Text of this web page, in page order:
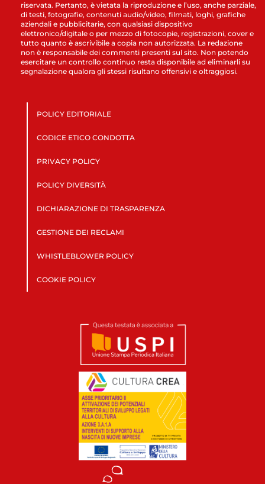
riservata. Pertanto, è vietata la riproduzione e l’uso, anche parziale,
di testi, fotografie, contenuti audio/video, filmati, loghi, grafiche
aziendali e pubblicitarie, con qualsiasi dispositivo
elettronico/digitale o per mezzo di fotocopie, registrazioni, cover e
tutto quanto è ascrivibile a copia non autorizzata. La redazione
non è responsabile dei commenti presenti sul sito. Non potendo
esercitare un controllo continuo resta disponibile ad eliminarli su
segnalazione qualora gli stessi risultano offensivi e oltraggiosi.
POLICY EDITORIALE
CODICE ETICO CONDOTTA
PRIVACY POLICY
POLICY DIVERSITÀ
DICHIARAZIONE DI TRASPARENZA
GESTIONE DEI RECLAMI
WHISTLEBLOWER POLICY
COOKIE POLICY